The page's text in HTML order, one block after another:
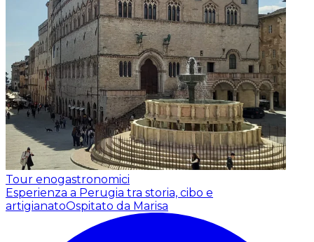
Tour enogastronomici
Esperienza a Perugia tra storia, cibo e
artigianatoOspitato da Marisa